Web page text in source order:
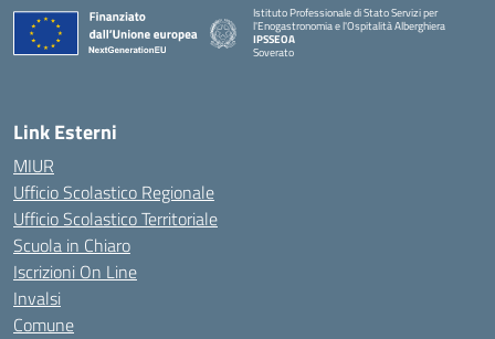
Istituto Professionale di Stato Servizi per
l'Enogastronomia e l'Ospitalità Alberghiera
IPSSEOA
Soverato
Link Esterni
MIUR
Ufficio Scolastico Regionale
Ufficio Scolastico Territoriale
Scuola in Chiaro
Iscrizioni On Line
Invalsi
Comune